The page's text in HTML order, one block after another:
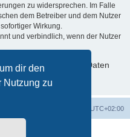
dir den
Nutzung zu
zu widersprechen. Im Falle
dem Betreiber und dem Nutzer
Wirkung.
und verbindlich, wenn der Nutzer
deinen persönlichen Daten
UTC+02:00
© phpBB Limited